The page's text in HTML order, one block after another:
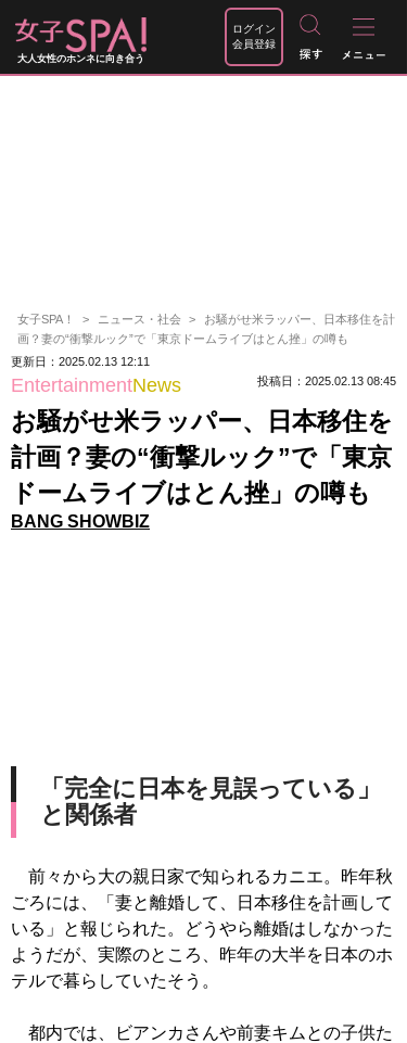
大人女性のホンネに向き合う
ログイン
会員登録
女子SPA！ ニュース・社会
お騒がせ米ラッパー、日本移住を計
画？妻の“衝撃ルック”で「東京ドームライブはとん挫」の噂も
更新日：2025.02.13 12:11
EntertainmentNews 投稿日：2025.02.13 08:45
お騒がせ米ラッパー、日本移住を
計画？妻の“衝撃ルック”で「東京
ドームライブはとん挫」の噂も
BANG SHOWBIZ
「完全に日本を見誤っている」
と関係者
前々から大の親日家で知られるカニエ。昨年秋
ごろには、「妻と離婚して、日本移住を計画して
いる」と報じられた。どうやら離婚はしなかった
ようだが、実際のところ、昨年の大半を日本のホ
テルで暮らしていたそう。
都内では、ビアンカさんや前妻キムとの子供た